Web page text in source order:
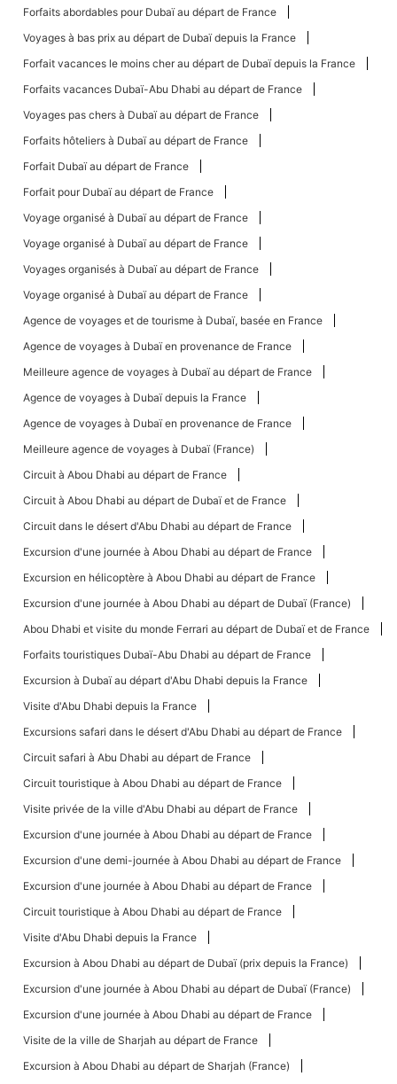
Forfaits abordables pour Dubaï au départ de France
Voyages à bas prix au départ de Dubaï depuis la France
Forfait vacances le moins cher au départ de Dubaï depuis la France
Forfaits vacances Dubaï-Abu Dhabi au départ de France
Voyages pas chers à Dubaï au départ de France
Forfaits hôteliers à Dubaï au départ de France
Forfait Dubaï au départ de France
Forfait pour Dubaï au départ de France
Voyage organisé à Dubaï au départ de France
Voyage organisé à Dubaï au départ de France
Voyages organisés à Dubaï au départ de France
Voyage organisé à Dubaï au départ de France
Agence de voyages et de tourisme à Dubaï, basée en France
Agence de voyages à Dubaï en provenance de France
Meilleure agence de voyages à Dubaï au départ de France
Agence de voyages à Dubaï depuis la France
Agence de voyages à Dubaï en provenance de France
Meilleure agence de voyages à Dubaï (France)
Circuit à Abou Dhabi au départ de France
Circuit à Abou Dhabi au départ de Dubaï et de France
Circuit dans le désert d'Abu Dhabi au départ de France
Excursion d'une journée à Abou Dhabi au départ de France
Excursion en hélicoptère à Abou Dhabi au départ de France
Excursion d'une journée à Abou Dhabi au départ de Dubaï (France)
Abou Dhabi et visite du monde Ferrari au départ de Dubaï et de France
Forfaits touristiques Dubaï-Abu Dhabi au départ de France
Excursion à Dubaï au départ d'Abu Dhabi depuis la France
Visite d'Abu Dhabi depuis la France
Excursions safari dans le désert d'Abu Dhabi au départ de France
Circuit safari à Abu Dhabi au départ de France
Circuit touristique à Abou Dhabi au départ de France
Visite privée de la ville d'Abu Dhabi au départ de France
Excursion d'une journée à Abou Dhabi au départ de France
Excursion d'une demi-journée à Abou Dhabi au départ de France
Excursion d'une journée à Abou Dhabi au départ de France
Circuit touristique à Abou Dhabi au départ de France
Visite d'Abu Dhabi depuis la France
Excursion à Abou Dhabi au départ de Dubaï (prix depuis la France)
Excursion d'une journée à Abou Dhabi au départ de Dubaï (France)
Excursion d'une journée à Abou Dhabi au départ de France
Visite de la ville de Sharjah au départ de France
Excursion à Abou Dhabi au départ de Sharjah (France)